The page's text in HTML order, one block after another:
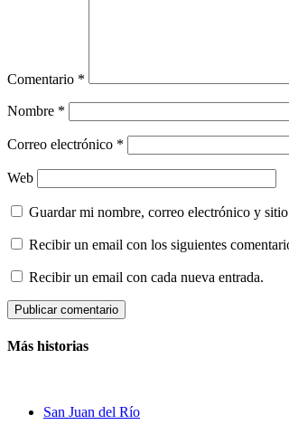
Comentario *
Nombre *
Correo electrónico *
Web
Guardar mi nombre, correo electrónico y
Recibir un email con los siguientes
Recibir un email con cada nueva entrada.
Más historias
San Juan del Río